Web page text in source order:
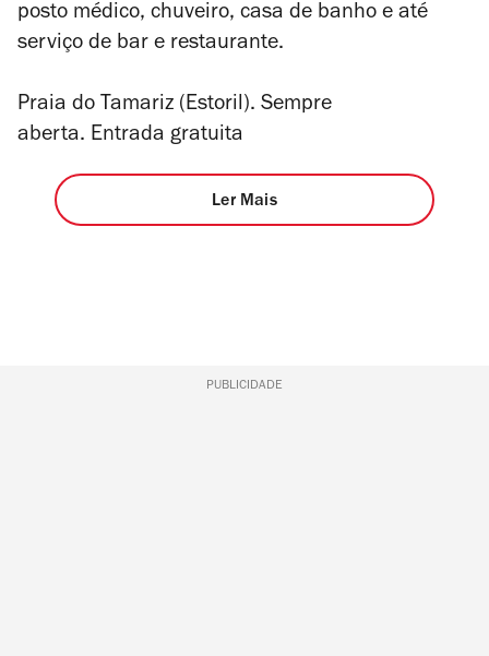
posto médico, chuveiro, casa de banho e até
serviço de bar e restaurante.
Praia do Tamariz (Estoril). Sempre
aberta. Entrada gratuita
Ler Mais
PUBLICIDADE